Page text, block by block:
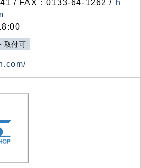
/ FAX：0133-64-1262 / h
取付可